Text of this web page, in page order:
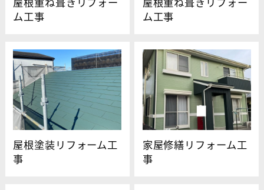
ム工事
ム工事
屋根塗装リフォーム工
事
家屋修繕リフォーム工
事